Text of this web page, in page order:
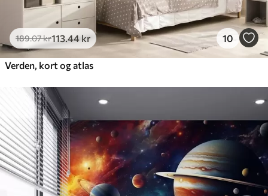
189.07kr113.44 kr 10
Verden, kort og atlas